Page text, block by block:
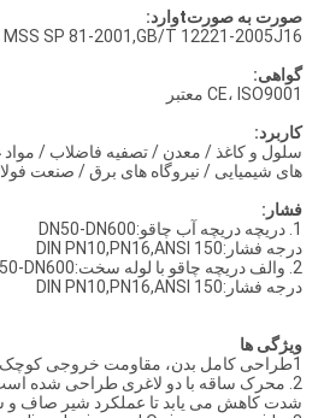
صورت به صورتtوارد:
MSS SP 81-2001,GB/T 12221-2005J16
گواهی:
CE، ISO9001 معتبر
کاربرد:
سلول و کاغذ / معدن / تصفیه فاضلاب / مواد
های شیمیایی / نیروگاه های برق / صنعت
فشار:
1. دریچه دریچه آب چاقو:DN50-DN600
درجه فشار:DIN PN10,PN16,ANSI 150
2. والف دریچه چاقو با لوله سخت:DN50-DN600
درجه فشار:DIN PN10,PN16,ANSI 150
ویژگی ها
1طراحی کامل بدن، مقاومت خروجی کوچک، کار بدون مشکل
2. محرک ساقه با دو لاغری طراحی شده
شدت کاهش می یابد تا عملکرد شیر صاف